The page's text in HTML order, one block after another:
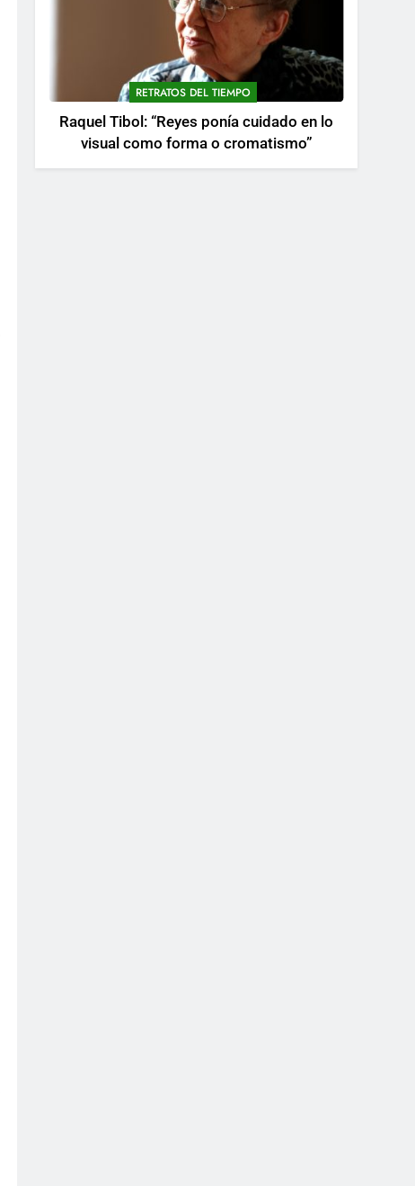
RETRATOS DEL TIEMPO
Raquel Tibol: “Reyes ponía cuidado en lo
visual como forma o cromatismo”